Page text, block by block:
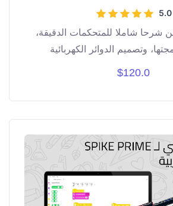
5.0
شرحا شاملا للمتحكمات الدقيقة،
وتصميم الدوائر الكهربائية
أردوينو - المستوى التأسيسي . يغطي
$120.0